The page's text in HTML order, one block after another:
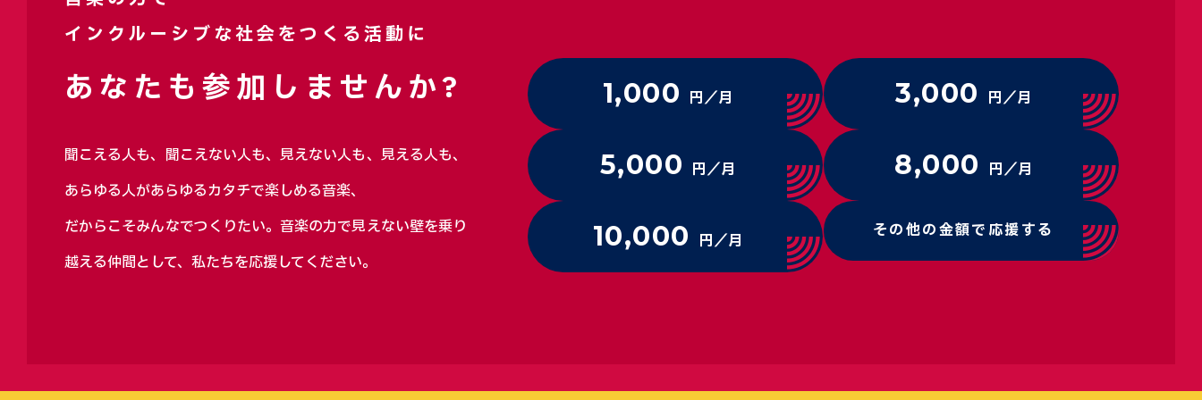
インクルーシブな社会をつくる活動に
あなたも参加しませんか?
聞こえる人も、聞こえない人も、見えない人も、見える人も、
あらゆる人があらゆるカタチで楽しめる音楽、
だからこそみんなでつくりたい。音楽の力で見えない壁を乗り
越える仲間として、私たちを応援してください。
1,000 円／月 3,000 円／月
5,000 円／月 8,000 円／月
10,000 円／月 その他の金額で応援する